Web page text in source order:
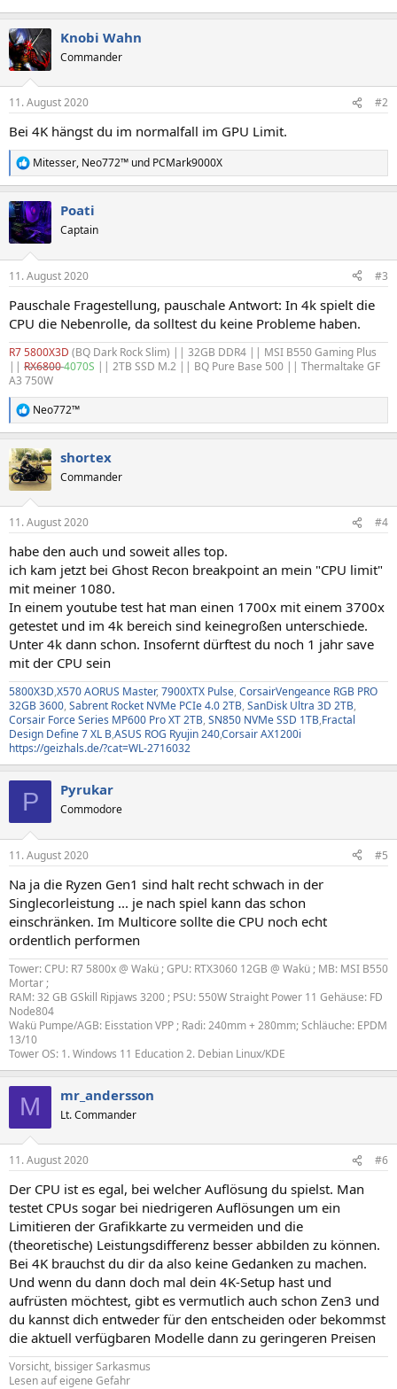
Knobi Wahn
Commander
11. August 2020 #2
Bei 4K hängst du im normalfall im GPU Limit.
R
e
k
t
i
e
:
Mitesser, Neo772™ und PCMark9000X
Poati
Captain
11. August 2020 #3
Pauschale Fragestellung, pauschale Antwort: In 4k spielt die
CPU die Nebenrolle, da solltest du keine Probleme haben.
R7 5800X3D (BQ Dark Rock Slim) || 32GB DDR4 || MSI B550 Gaming Plus
|| RX68004070S || 2TB SSD M.2 || BQ Pure Base 500 || Thermaltake GF
A3 750W
R
e
k
t
i
e
:
Neo772™
shortex
Commander
11. August 2020 #4
habe den auch und soweit alles top.
ich kam jetzt bei Ghost Recon breakpoint an mein "CPU limit"
mit meiner 1080.
In einem youtube test hat man einen 1700x mit einem 3700x
getestet und im 4k bereich sind keinegroßen unterschiede.
Unter 4k dann schon. Insofernt dürftest du noch 1 jahr save
mit der CPU sein
5800X3D,X570 AORUS Master, 7900XTX Pulse, CorsairVengeance RGB PRO
32GB 3600, Sabrent Rocket NVMe PCIe 4.0 2TB, SanDisk Ultra 3D 2TB,
Corsair Force Series MP600 Pro XT 2TB, SN850 NVMe SSD 1TB,Fractal
Design Define 7 XL B,ASUS ROG Ryujin 240,Corsair AX1200i
https://geizhals.de/?cat=WL-2716032
P Pyrukar
Commodore
11. August 2020 #5
Na ja die Ryzen Gen1 sind halt recht schwach in der
Singlecorleistung ... je nach spiel kann das schon
einschränken. Im Multicore sollte die CPU noch echt
ordentlich performen
Tower: CPU: R7 5800x @ Wakü ; GPU: RTX3060 12GB @ Wakü ; MB: MSI B550
Mortar ;
RAM: 32 GB GSkill Ripjaws 3200 ; PSU: 550W Straight Power 11 Gehäuse: FD
Node804
Wakü Pumpe/AGB: Eisstation VPP ; Radi: 240mm + 280mm; Schläuche: EPDM
13/10
Tower OS: 1. Windows 11 Education 2. Debian Linux/KDE
M mr_andersson
Lt. Commander
11. August 2020 #6
Der CPU ist es egal, bei welcher Auflösung du spielst. Man
testet CPUs sogar bei niedrigeren Auflösungen um ein
Limitieren der Grafikkarte zu vermeiden und die
(theoretische) Leistungsdifferenz besser abbilden zu können.
Bei 4K brauchst du dir da also keine Gedanken zu machen.
Und wenn du dann doch mal dein 4K-Setup hast und
aufrüsten möchtest, gibt es vermutlich auch schon Zen3 und
du kannst dich entweder für den entscheiden oder bekommst
die aktuell verfügbaren Modelle dann zu geringeren Preisen
Vorsicht, bissiger Sarkasmus
Lesen auf eigene Gefahr